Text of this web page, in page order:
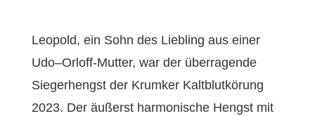
Leopold, ein Sohn des Liebling aus einer
Udo–Orloff-Mutter, war der überragende
Siegerhengst der Krumker Kaltblutkörung
2023. Der äußerst harmonische Hengst mit